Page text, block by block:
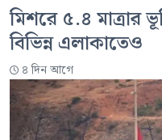
মিশরে ৫.৪ মাত্রার
বিভিন্ন এলাকাতেও
৪ দিন আগে